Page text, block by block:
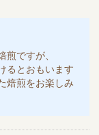
煎ですが、
るとおもいます
焙煎をお楽しみ